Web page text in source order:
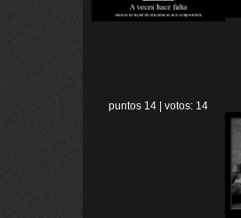
puntos 14 | votos: 14